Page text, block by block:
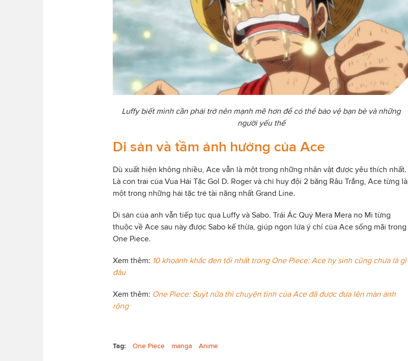
Luffy biết mình cần phải trở nên mạnh mẽ hơn để có thể bảo vệ bạn bè và những
người yếu thế
Di sản và tầm ảnh hưởng của Ace
Dù xuất hiện không nhiều, Ace vẫn là một trong những nhân vật được yêu thích nhất.
Là con trai của Vua Hải Tặc Gol D. Roger và chỉ huy đội 2 băng Râu Trắng, Ace từng là
một trong những hải tặc trẻ tài năng nhất Grand Line.
Di sản của anh vẫn tiếp tục qua Luffy và Sabo. Trái Ác Quỷ Mera Mera no Mi từng
thuộc về Ace sau này được Sabo kế thừa, giúp ngọn lửa ý chí của Ace sống mãi trong
One Piece.
Xem thêm: 10 khoảnh khắc đen tối nhất trong One Piece: Ace hy sinh cũng chưa là gì
đâu
Xem thêm: One Piece: Suýt nữa thì chuyện tình của Ace đã được đưa lên màn ảnh
rộng
Tag: One Piece manga Anime